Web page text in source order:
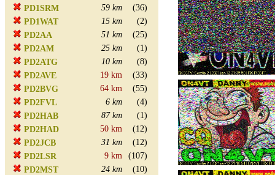
PD1SRM
59 km
(36)
PD1WAT
15 km
(2)
PD2AA
51 km
(25)
PD2AM
25 km
(1)
PD2ATG
10 km
(8)
PD2AVE
19 km
(33)
PD2BVG
64 km
(55)
PD2FVL
6 km
(4)
PD2HAB
87 km
(1)
PD2HAD
50 km
(12)
PD2JCB
31 km
(12)
PD2LSR
9 km
(107)
PD2MST
24 km
(10)